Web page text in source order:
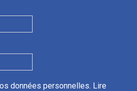
données personnelles. Lire